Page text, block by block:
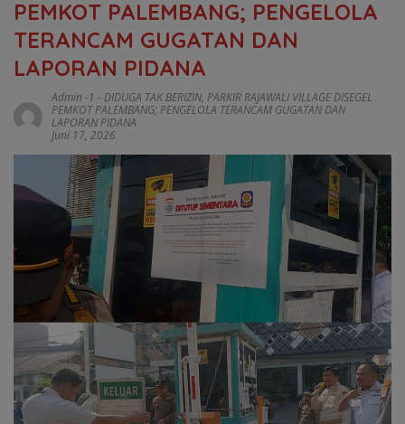
PEMKOT PALEMBANG; PENGELOLA
TERANCAM GUGATAN DAN
LAPORAN PIDANA
Admin -1 - DIDUGA TAK BERIZIN, PARKIR RAJAWALI VILLAGE DISEGEL
PEMKOT PALEMBANG; PENGELOLA TERANCAM GUGATAN DAN
LAPORAN PIDANA
Juni 17, 2026